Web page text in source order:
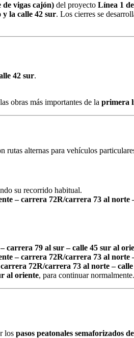
vigas cajón) del proyecto Línea 1
la calle 42 sur. Los cierres se
42 sur.
obras más importantes de la primera
rutas alternas para vehículos
su recorrido habitual.
– carrera 72R/carrera 73 al norte
carrera 79 al sur – calle 45 sur al
– carrera 72R/carrera 73 al norte
72R/carrera 73 al norte –
al oriente, para continuar normalmente.
los pasos peatonales semaforizados